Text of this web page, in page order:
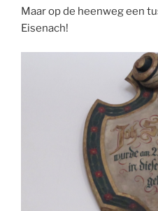
Maar op de heenweg een
Eisenach!